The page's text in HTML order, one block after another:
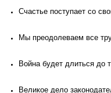
Счастье поступает со
Мы преодолеваем все
Война будет длиться до
Великое дело